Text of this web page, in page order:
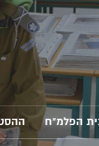
הפלמ"ח